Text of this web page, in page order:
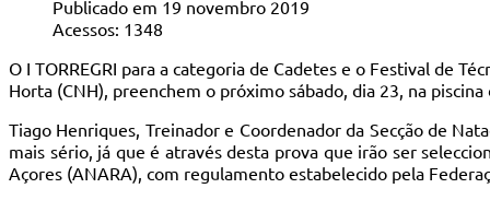
Publicado em 19 novembro 2019
Acessos: 1348
O I TORREGRI para a categoria de Cadetes e o Festival de
Horta (CNH), preenchem o próximo sábado, dia 23, na
Tiago Henriques, Treinador e Coordenador da Secção de
mais sério, já que é através desta prova que irão ser
Açores (ANARA), com regulamento estabelecido pela